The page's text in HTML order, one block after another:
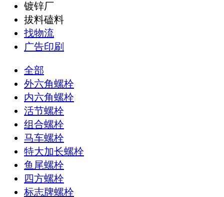
镀锌厂
拔料磕料
找物流
广告印刷
全部
外六角螺栓
内六角螺栓
活节螺栓
组合螺栓
马车螺栓
特大加长螺栓
鱼尾螺栓
四方螺栓
标志牌螺栓